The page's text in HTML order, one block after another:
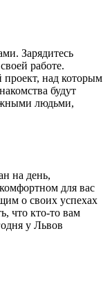
Зарядитесь
работе.
проект, над которым
будут
людьми,
на день,
для вас
о своих успехах
что кто-то вам
у Львов